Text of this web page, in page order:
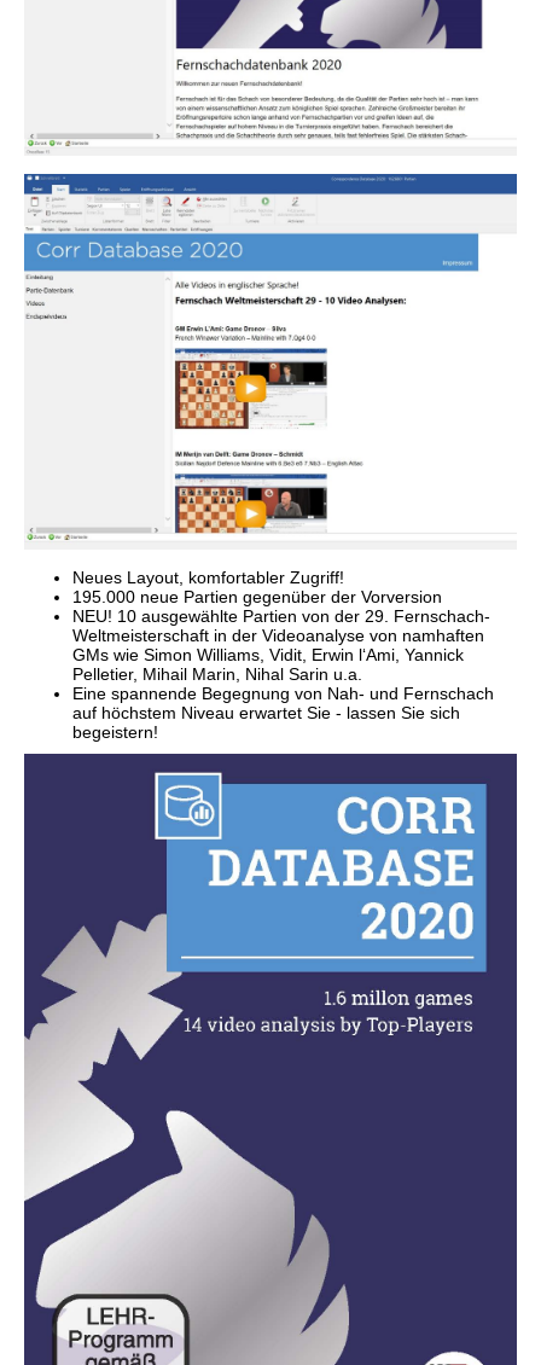
Neues Layout, komfortabler Zugriff!
195.000 neue Partien gegenüber der Vorversion
NEU! 10 ausgewählte Partien von der 29. Fernschach-
Weltmeisterschaft in der Videoanalyse von namhaften
GMs wie Simon Williams, Vidit, Erwin l‘Ami, Yannick
Pelletier, Mihail Marin, Nihal Sarin u.a.
Eine spannende Begegnung von Nah- und Fernschach
auf höchstem Niveau erwartet Sie - lassen Sie sich
begeistern!